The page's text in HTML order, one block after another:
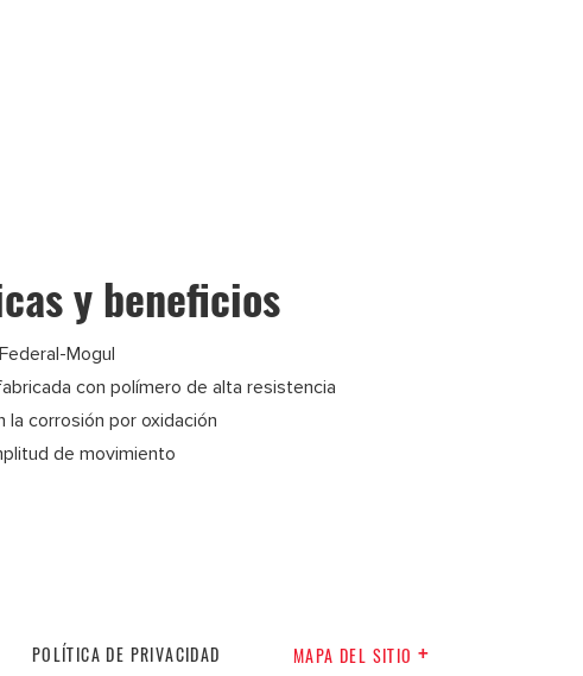
y beneficios
Mogul
con polímero de alta resistencia
la corrosión por oxidación
de movimiento
POLÍTICA DE PRIVACIDAD MAPA DEL SITIO